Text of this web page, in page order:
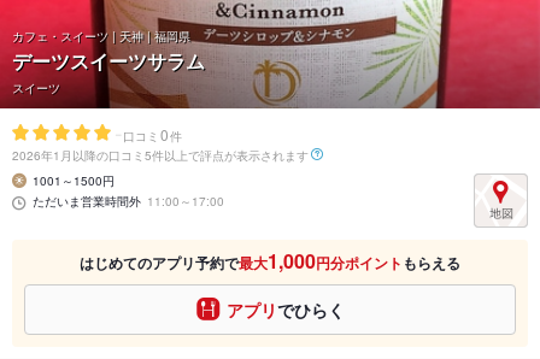
カフェ・スイーツ | 天神 | 福岡県
デーツスイーツサラム
スイーツ
- 口コミ 0件
2026年1月以降の口コミ5件以上で評点が表示されます
1001～1500円
ただいま営業時間外 11:00～17:00
はじめてのアプリ予約で最大1,000円分ポイント もらえる
アプリでひらく